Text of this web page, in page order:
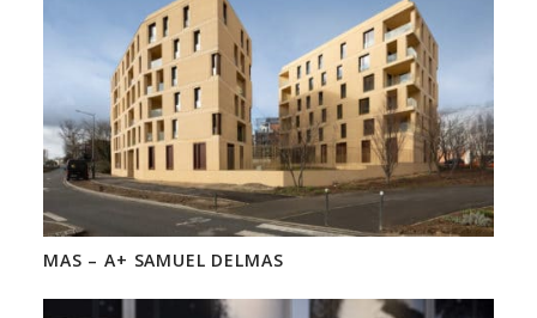
MAS – A+ SAMUEL DELMAS